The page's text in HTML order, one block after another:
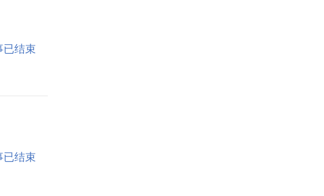
已结束
已结束